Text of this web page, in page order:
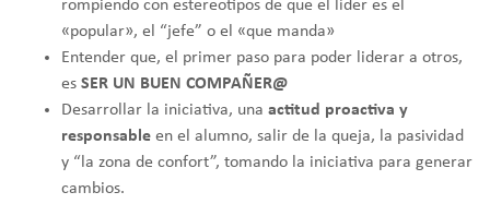
rompiendo con estereotipos de que el líder es el
«popular», el “jefe” o el «que manda»
Entender que, el primer paso para poder liderar a otros,
es SER UN BUEN COMPAÑER@
Desarrollar la iniciativa, una actitud proactiva y
responsable en el alumno, salir de la queja, la pasividad
y “la zona de confort”, tomando la iniciativa para generar
cambios.